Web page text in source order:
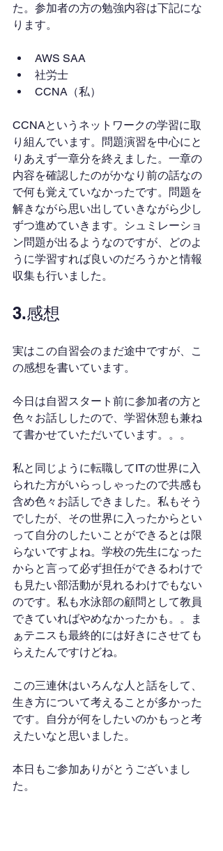
た。参加者の方の勉強内容は下記にな
ります。
AWS SAA
社労士
CCNA（私）
CCNAというネットワークの学習に取
り組んでいます。問題演習を中心にと
りあえず一章分を終えました。一章の
内容を確認したのがかなり前の話なの
で何も覚えていなかったです。問題を
解きながら思い出していきながら少し
ずつ進めていきます。シュミレーショ
ン問題が出るようなのですが、どのよ
うに学習すれば良いのだろうかと情報
収集も行いました。
3.感想
実はこの自習会のまだ途中ですが、こ
の感想を書いています。
今日は自習スタート前に参加者の方と
色々お話ししたので、学習休憩も兼ね
て書かせていただいています。。。
私と同じように転職してITの世界に入
られた方がいらっしゃったので共感も
含め色々お話しできました。私もそう
でしたが、その世界に入ったからとい
って自分のしたいことができるとは限
らないですよね。学校の先生になった
からと言って必ず担任ができるわけで
も見たい部活動が見れるわけでもない
のです。私も水泳部の顧問として教員
できていればやめなかったかも。。ま
ぁテニスも最終的には好きにさせても
らえたんですけどね。
この三連休はいろんな人と話をして、
生き方について考えることが多かった
です。自分が何をしたいのかもっと考
えたいなと思いました。
本日もご参加ありがとうございまし
た。